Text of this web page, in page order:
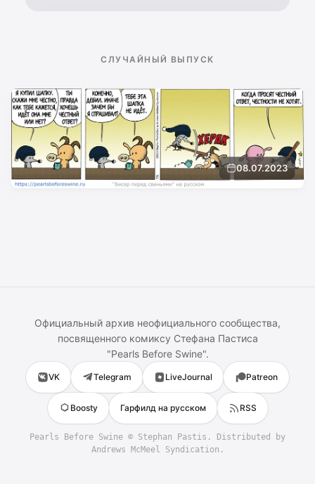
СЛУЧАЙНЫЙ ВЫПУСК
08.07.2023
Официальный архив неофициального сообщества,
посвященного комиксу Стефана Пастиса
"Pearls Before Swine".
VK Telegram LiveJournal Patreon
Boosty Гарфилд на русском RSS
Pearls Before Swine © Stephan Pastis . Distributed by
Andrews McMeel Syndication.